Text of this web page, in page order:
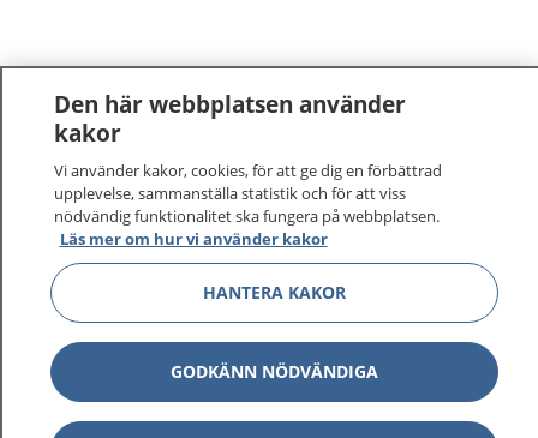
1177–tryggt om din hälsa och vård
På 1177.se får du råd om hälsa och information om
sjukdomar och vilka mottagningar du kan kontakta.
Logga in för att läsa din journal och göra dina
vårdärenden. Ring telefonnummer 1177 för
1177 ger dig råd när du vill må bättre.
Den här webbplatsen använder
kakor
Vi använder kakor, cookies, för att ge dig en förbättrad
upplevelse, sammanställa statistik och för att viss
nödvändig funktionalitet ska fungera på webbplatsen.
Läs mer om hur vi använder kakor
HANTERA KAKOR
GODKÄNN NÖDVÄNDIGA